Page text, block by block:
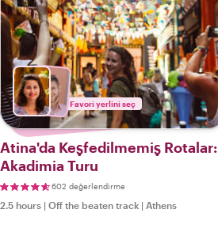
Favori yerlini seç
Atina'da Keşfedilmemiş Rotalar:
Akadimia Turu
602 değerlendirme
2.5 hours | Off the beaten track | Athens